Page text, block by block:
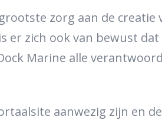
zorg aan de
er zich ook van bewust
Marine alle
aanwezig zijn en